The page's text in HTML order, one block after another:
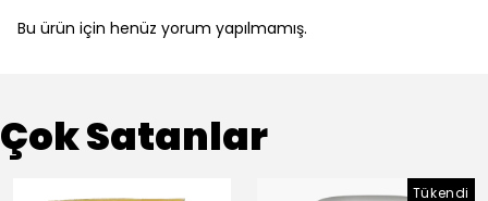
Bu ürün için henüz yorum yapılmamış.
Çok Satanlar
Tükendi